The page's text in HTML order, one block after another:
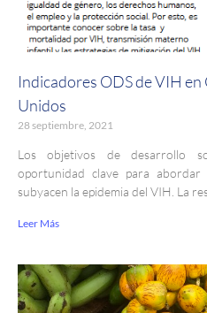
Indicadores ODS de VIH
Unidos
28 septiembre, 2021
Los objetivos de desarrollo
oportunidad clave para
subyacen la epidemia del VIH. La
Leer Más